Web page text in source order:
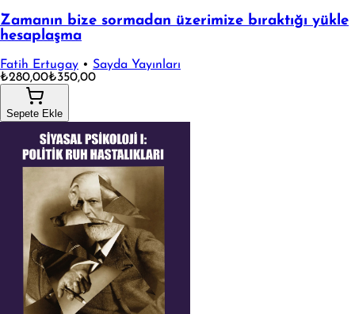
Zamanın bize sormadan üzerimize bıraktığı yükle
hesaplaşma
Fatih Ertugay • Sayda Yayınları
₺280,00₺350,00
Sepete Ekle